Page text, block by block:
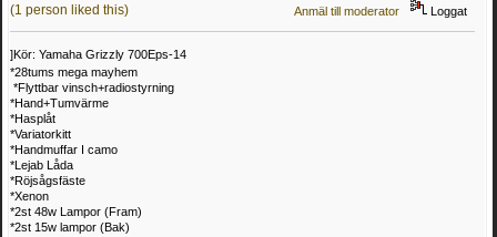
Anmäl till moderator Loggat
(1 person liked this)
]Kör: Yamaha Grizzly 700Eps-14
*28tums mega mayhem
*Flyttbar vinsch+radiostyrning
*Hand+Tumvärme
*Hasplåt
*Variatorkitt
*Handmuffar I camo
*Lejab Låda
*Röjsågsfäste
*Xenon
*2st 48w Lampor (Fram)
*2st 15w lampor (Bak)